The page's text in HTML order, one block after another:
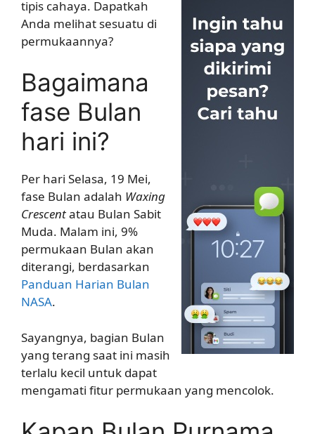
tipis cahaya. Dapatkah
Anda melihat sesuatu di
permukaannya?
Bagaimana
fase Bulan
hari ini?
Per hari Selasa, 19 Mei,
fase Bulan adalah Waxing
Crescentatau Bulan Sabit
Muda. Malam ini, 9%
permukaan Bulan akan
diterangi, berdasarkan
Panduan Harian Bulan
NASA.
Sayangnya, bagian Bulan
yang terang saat ini masih
terlalu kecil untuk dapat
mengamati fitur permukaan yang mencolok.